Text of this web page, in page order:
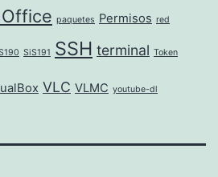
paquetes Permisos red
SiS191 SSH terminal Token
VLC VLMC youtube-dl